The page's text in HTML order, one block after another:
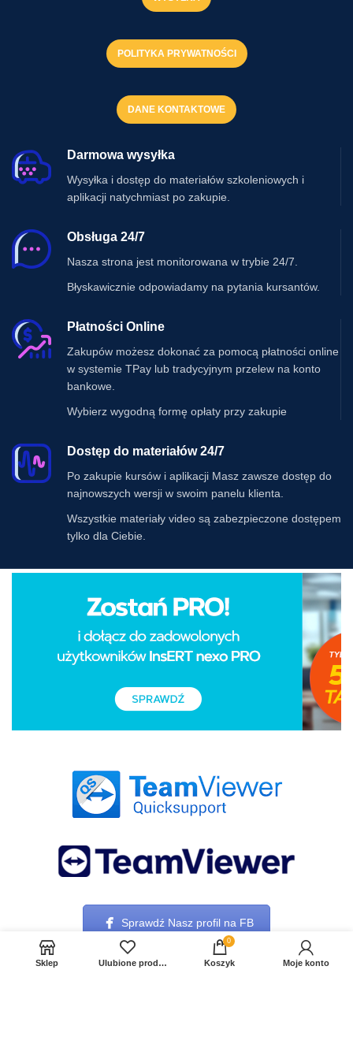
POLITYKA PRYWATNOŚCI
DANE KONTAKTOWE
Darmowa wysyłka
Wysyłka i dostęp do materiałów szkoleniowych i
aplikacji natychmiast po zakupie.
Obsługa 24/7
Nasza strona jest monitorowana w trybie 24/7.
Błyskawicznie odpowiadamy na pytania kursantów.
Płatności Online
Zakupów możesz dokonać za pomocą płatności online
w systemie TPay lub tradycyjnym przelew na konto
bankowe.
Wybierz wygodną formę opłaty przy zakupie
Dostęp do materiałów 24/7
Po zakupie kursów i aplikacji Masz zawsze dostęp do
najnowszych wersji w swoim panelu klienta.
Wszystkie materiały video są zabezpieczone dostępem
tylko dla Ciebie.
Sprawdź Nasz profil na FB
Sklep Ulubione produkty
0
Koszyk Moje konto